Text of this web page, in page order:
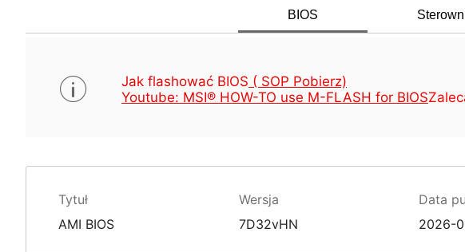
BIOS
Jak flashować BIOS ( SOP Pobierz)
Youtube: MSI® HOW-TO use M-FLASH for BIOS
Tytuł Wersja Data
AMI BIOS 7D32vHN 2026-